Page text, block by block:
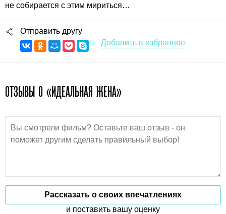
не собирается с этим мириться…
Отправить другу
ОТЗЫВЫ О «ИДЕАЛЬНАЯ ЖЕНА»
Рассказать о своих впечатлениях
и поставить вашу оценку